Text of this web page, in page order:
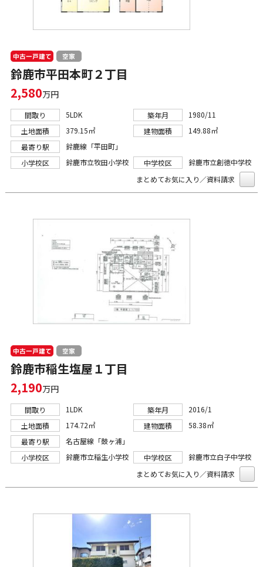
中古一戸建て 空家
鈴鹿市平田本町２丁目
2,580万円
間取り 5LDK 築年月
1980/11
土地面積
379.15㎡ 建物面積
149.88㎡
最寄り駅
鈴鹿線「平田町」
小学校区
鈴鹿市立牧田小学校 中学校区
鈴鹿市立創徳中学校
まとめてお気に入り／資料請求
中古一戸建て 空家
鈴鹿市稲生塩屋１丁目
2,190万円
間取り 1LDK 築年月
2016/1
土地面積
174.72㎡ 建物面積
58.38㎡
最寄り駅
名古屋線「鼓ヶ浦」
小学校区
鈴鹿市立稲生小学校 中学校区
鈴鹿市立白子中学校
まとめてお気に入り／資料請求